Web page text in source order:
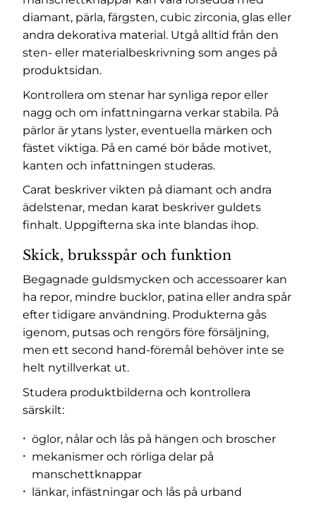
diamant, pärla, färgsten, cubic zirconia, glas eller
andra dekorativa material. Utgå alltid från den
sten- eller materialbeskrivning som anges på
produktsidan.
Kontrollera om stenar har synliga repor eller
nagg och om infattningarna verkar stabila. På
pärlor är ytans lyster, eventuella märken och
fästet viktiga. På en camé bör både motivet,
kanten och infattningen studeras.
Carat beskriver vikten på diamant och andra
ädelstenar, medan karat beskriver guldets
finhalt. Uppgifterna ska inte blandas ihop.
Skick, bruksspår och funktion
Begagnade guldsmycken och accessoarer kan
ha repor, mindre bucklor, patina eller andra spår
efter tidigare användning. Produkterna gås
igenom, putsas och rengörs före försäljning,
men ett second hand-föremål behöver inte se
helt nytillverkat ut.
Studera produktbilderna och kontrollera
särskilt:
öglor, nålar och lås på hängen och broscher
mekanismer och rörliga delar på
manschettknappar
länkar, infästningar och lås på urband